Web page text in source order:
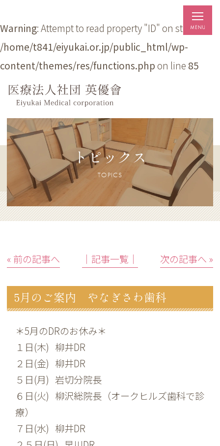
Warning: Attempt to read property "ID" on string in
/home/t841/eiyukai.or.jp/public_html/wp-
content/themes/res/functions.phpon line 85
トピックス
TOPICS
« 前の記事へ │記事一覧│ 次の記事へ »
5月のご案内 やなぎさわ歯科
＊5月のDRのお休み＊
１日(木) 柳井DR
２日(金) 柳井DR
５日(月) 岩切分院長
６日(火) 柳沢総院長（オークヒルズ歯科で診
療）
７日(水) 柳井DR